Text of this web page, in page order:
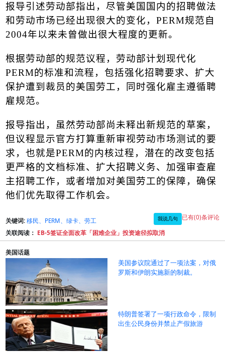
报导引述劳动部指出，尽管美国国内的招聘做法
和劳动市场已经出现很大的变化， PERM规范自
2004年以来未曾做出很大程度的更新。
根据劳动部的规范议程，劳动部计划现代化
PERM的标准和流程，包括强化招聘要求、扩大
保护遭到裁员的美国劳工，同时强化雇主遵循聘
雇规范。
报导指出，虽然劳动部尚未释出新规范的草案，
但议程显示官方打算重新审视劳动市场测试的要
求，也就是PERM的内核过程，潜在的改变包括
更严格的文档标准、扩大招聘义务、加强审查雇
主招聘工作，或者增加对美国劳工的保障，确保
他们优先取得工作机会。
关键词: 移民、PERM、绿卡、劳工 我说几句 已有(0)条评论
关联阅读： EB-5签证全面改革「困难企业」投资途径拟取消
美国话题
美国参议院通过了一项法案，对俄
罗斯和伊朗实施新的制裁。
特朗普签署了一项行政命令，限制
出生公民身份并禁止产假旅游